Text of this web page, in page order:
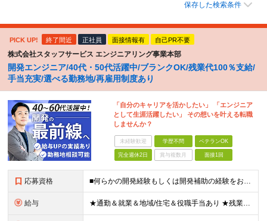
保存した検索条件
PICK UP! 終了間近 正社員 面接情報有 自己PR不要
株式会社スタッフサービス エンジニアリング事業本部
開発エンジニア/40代・50代活躍中/ブランクOK/残業代100％支給/
手当充実/選べる勤務地/再雇用制度あり
「自分のキャリアを活かしたい」 「エンジニア
として生涯活躍したい」 その想いを叶える転職
しませんか？
未経験歓迎 学歴不問 ベテランOK
完全週休2日 賞与複数月 面接1回
応募資格 ■何らかの開発経験もしくは開発補助の経験をお持ちの方 ■学歴不問 ★ブランクのある方、地方在住の方も大歓迎です！
給与 ★通勤＆就業＆地域/住宅＆役職手当あり ★残業代は全額支給 ★選べる給与制度あり！ ★東京・神奈川・千葉・埼玉勤務の場合 月給23.5万円～55万円＋諸手当 （残業代は全額支給） (20,000円の